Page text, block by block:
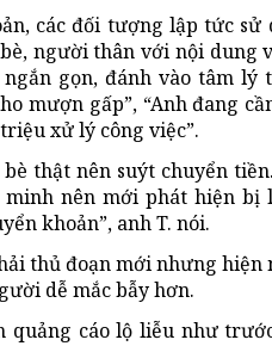
các đối tượng lập tức
người thân với nội dung
gọn, đánh vào tâm lý
mượn gấp”, “Anh đang
xử lý công việc”.
thật nên suýt chuyển
nên mới phát hiện
khoản”, anh T. nói.
thủ đoạn mới nhưng
dễ mắc bẫy hơn.
quảng cáo lộ liễu như